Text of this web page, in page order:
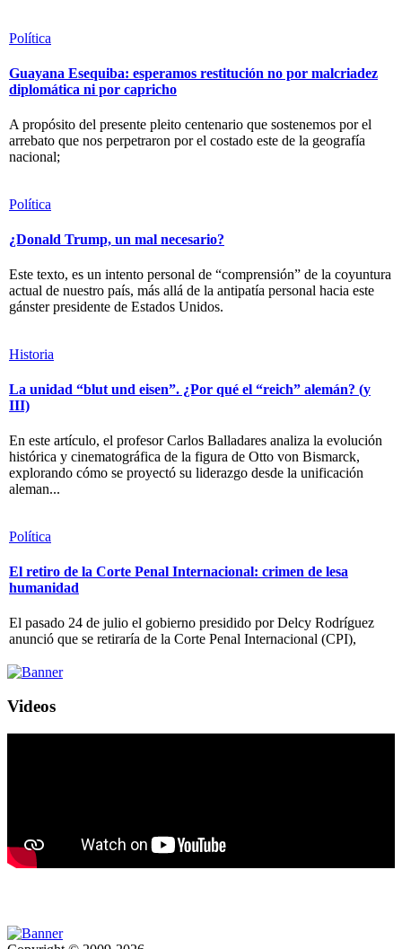
Política
Guayana Esequiba: esperamos restitución no por malcriadez
diplomática ni por capricho
A propósito del presente pleito centenario que sostenemos por el
arrebato que nos perpetraron por el costado este de la geografía
nacional;
Política
¿Donald Trump, un mal necesario?
Este texto, es un intento personal de “comprensión” de la coyuntura
actual de nuestro país, más allá de la antipatía personal hacia este
gánster presidente de Estados Unidos.
Historia
La unidad “blut und eisen”. ¿Por qué el “reich” alemán? (y
III)
En este artículo, el profesor Carlos Balladares analiza la evolución
histórica y cinematográfica de la figura de Otto von Bismarck,
explorando cómo se proyectó su liderazgo desde la unificación
aleman...
Política
El retiro de la Corte Penal Internacional: crimen de lesa
humanidad
El pasado 24 de julio el gobierno presidido por Delcy Rodríguez
anunció que se retiraría de la Corte Penal Internacional (CPI),
Videos